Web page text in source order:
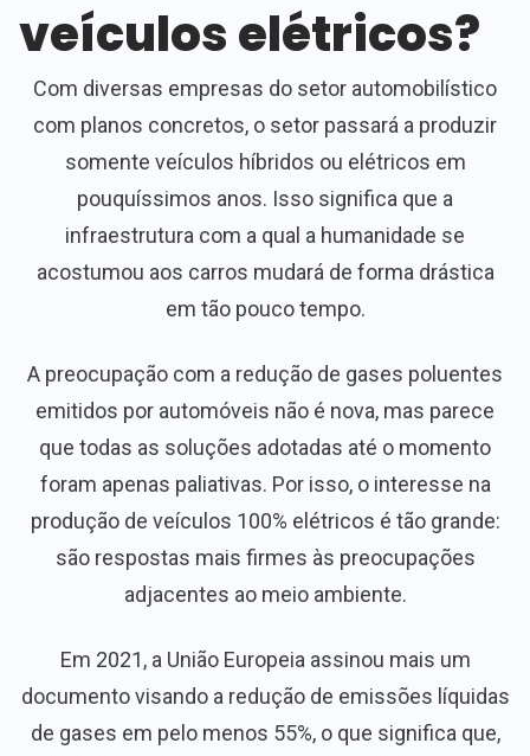
veículos elétricos?
Com diversas empresas do setor automobilístico
com planos concretos, o setor passará a produzir
somente veículos híbridos ou elétricos em
pouquíssimos anos. Isso significa que a
infraestrutura com a qual a humanidade se
acostumou aos carros mudará de forma drástica
em tão pouco tempo.
A preocupação com a redução de gases poluentes
emitidos por automóveis não é nova, mas parece
que todas as soluções adotadas até o momento
foram apenas paliativas. Por isso, o interesse na
produção de veículos 100% elétricos é tão grande:
são respostas mais firmes às preocupações
adjacentes ao meio ambiente.
Em 2021, a União Europeia assinou mais um
documento visando a redução de emissões líquidas
de gases em pelo menos 55%, o que significa que,